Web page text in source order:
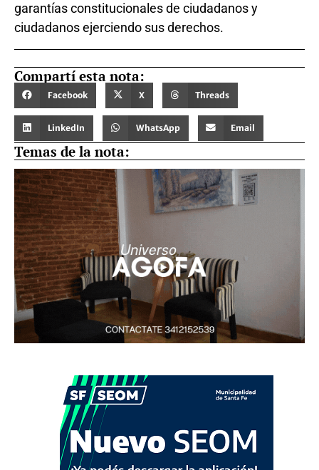
garantías constitucionales de ciudadanos y
ciudadanos ejerciendo sus derechos.
Compartí esta nota:
Facebook X Threads
LinkedIn WhatsApp Email
Temas de la nota: